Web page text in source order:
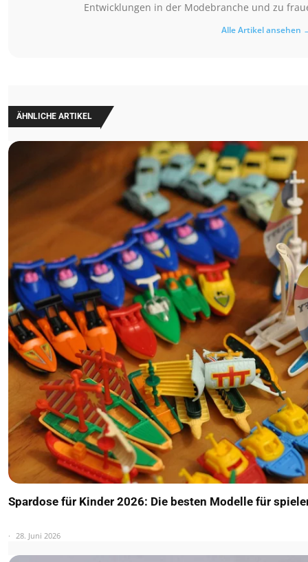
Entwicklungen in der Modebranche und zu
Alle Artikel ansehen
ÄHNLICHE ARTIKEL
Spardose für Kinder 2026: Die besten Modelle für
28. Juni 2026